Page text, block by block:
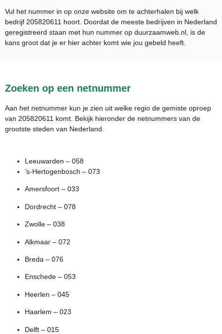
Vul het nummer in op onze website om te achterhalen bij welk
bedrijf 205820611 hoort. Doordat de meeste bedrijven in Nederland
geregistreerd staan met hun nummer op duurzaamweb.nl, is de
kans groot dat je er hier achter komt wie jou gebeld heeft.
Zoeken op een netnummer
Aan het netnummer kun je zien uit welke regio de gemiste oproep
van 205820611 komt. Bekijk hieronder de netnummers van de
grootste steden van Nederland.
Leeuwarden – 058
’s-Hertogenbosch – 073
Amersfoort – 033
Dordrecht – 078
Zwolle – 038
Alkmaar – 072
Breda – 076
Enschede – 053
Heerlen – 045
Haarlem – 023
Delft – 015